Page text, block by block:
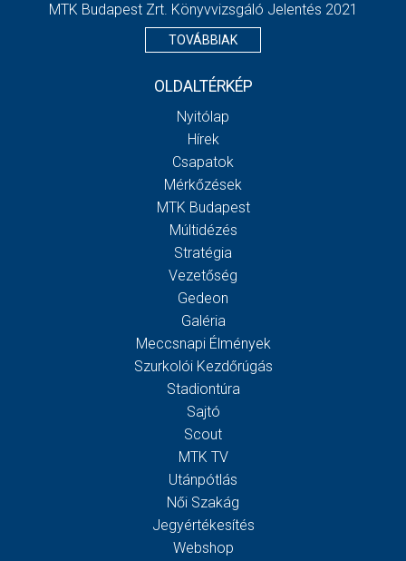
MTK Budapest Zrt. Könyvvizsgáló Jelentés 2021
TOVÁBBIAK
OLDALTÉRKÉP
Nyitólap
Hírek
Csapatok
Mérkőzések
MTK Budapest
Múltidézés
Stratégia
Vezetőség
Gedeon
Galéria
Meccsnapi Élmények
Szurkolói Kezdőrúgás
Stadiontúra
Sajtó
Scout
MTK TV
Utánpótlás
Női Szakág
Jegyértékesítés
Webshop